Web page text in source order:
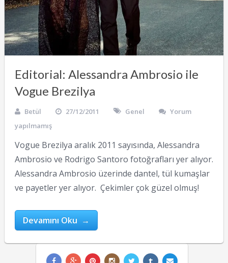
Editorial: Alessandra Ambrosio ile
Vogue Brezilya
Betül 27/12/2011 Genel
Yorum
yapılmamış
Vogue Brezilya aralık 2011 sayısında, Alessandra
Ambrosio ve Rodrigo Santoro fotoğrafları yer alıyor.
Alessandra Ambrosio üzerinde dantel, tül kumaşlar
ve payetler yer alıyor. Çekimler çok güzel olmuş!
Devamını Oku →